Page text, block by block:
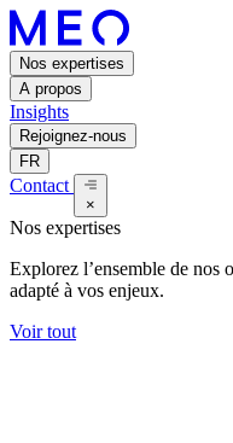
Nos expertises
A propos
Insights
Rejoignez-nous
FR
Contact
×
Nos expertises
Explorez l’ensemble de nos
adapté à vos enjeux.
Voir tout